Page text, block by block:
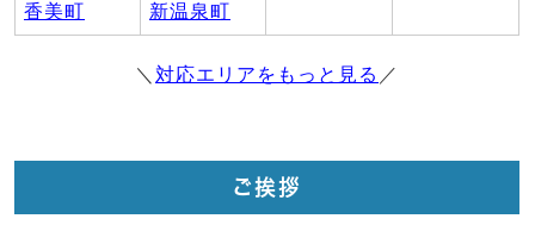
香美町 新温泉町
＼ 対応エリアをもっと見る ／
ご挨拶